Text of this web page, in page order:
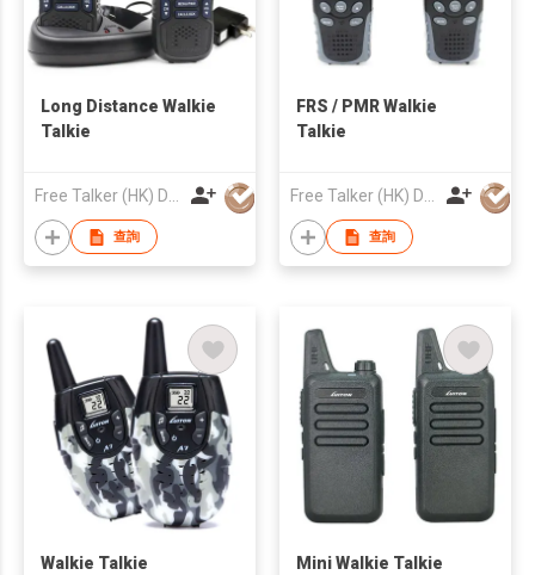
Long Distance Walkie
Talkie
Free Talker (HK) Development Company Limited
查詢
FRS / PMR Walkie
Talkie
Free Talker (HK) Development Company Limited
查詢
Walkie Talkie Mini Walkie Talkie